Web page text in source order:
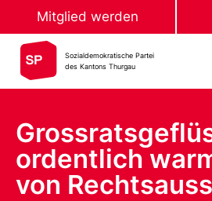
Mitglied werden
Sozialdemokratische Partei
des Kantons Thurgau
ordentlich
von